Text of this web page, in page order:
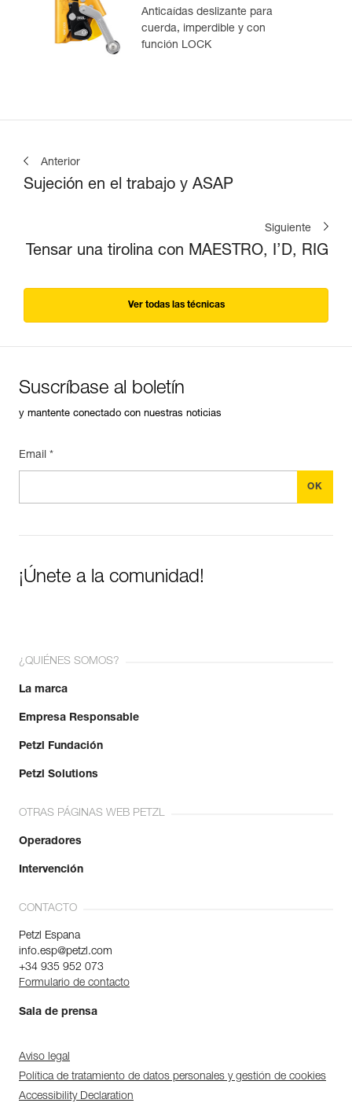
Anticaídas deslizante para
cuerda, imperdible y con
función LOCK
Anterior
Sujeción en el trabajo y ASAP
Siguiente
Tensar una tirolina con MAESTRO, I’D, RIG
Ver todas las técnicas
Suscríbase al boletín
y mantente conectado con nuestras noticias
Email *
¡Únete a la comunidad!
¿QUIÉNES SOMOS?
La marca
Empresa Responsable
Petzl Fundación
Petzl Solutions
OTRAS PÁGINAS WEB PETZL
Operadores
Intervención
CONTACTO
Petzl Espana
info.esp@petzl.com
+34 935 952 073
Formulario de contacto
Sala de prensa
Aviso legal
Política de tratamiento de datos personales y gestión de cookies
Accessibility Declaration